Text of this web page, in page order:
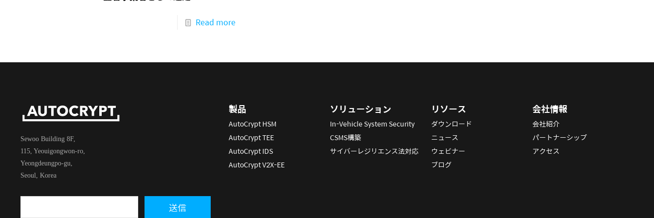
Read more
Sewoo Building 8F,
115, Yeouigongwon-ro,
Yeongdeungpo-gu,
Seoul, Korea
製品
AutoCrypt HSM
AutoCrypt TEE
AutoCrypt IDS
AutoCrypt V2X-EE
ソリューション
In-Vehicle System Security
CSMS構築
サイバーレジリエンス法対応
リソース
ダウンロード
ニュース
ウェビナー
ブログ
会社情報
会社紹介
パートナーシップ
アクセス